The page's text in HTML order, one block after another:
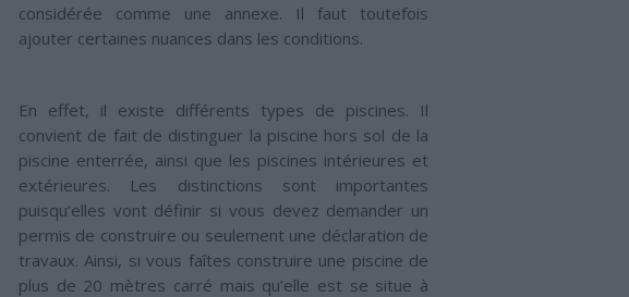
considérée comme une annexe. Il faut toutefois
ajouter certaines nuances dans les conditions.
En effet, il existe différents types de piscines. Il
convient de fait de distinguer la piscine hors sol de la
piscine enterrée, ainsi que les piscines intérieures et
extérieures. Les distinctions sont importantes
puisqu’elles vont définir si vous devez demander un
permis de construire ou seulement une déclaration de
travaux. Ainsi, si vous faîtes construire une piscine de
plus de 20 mètres carré mais qu’elle est se situe à